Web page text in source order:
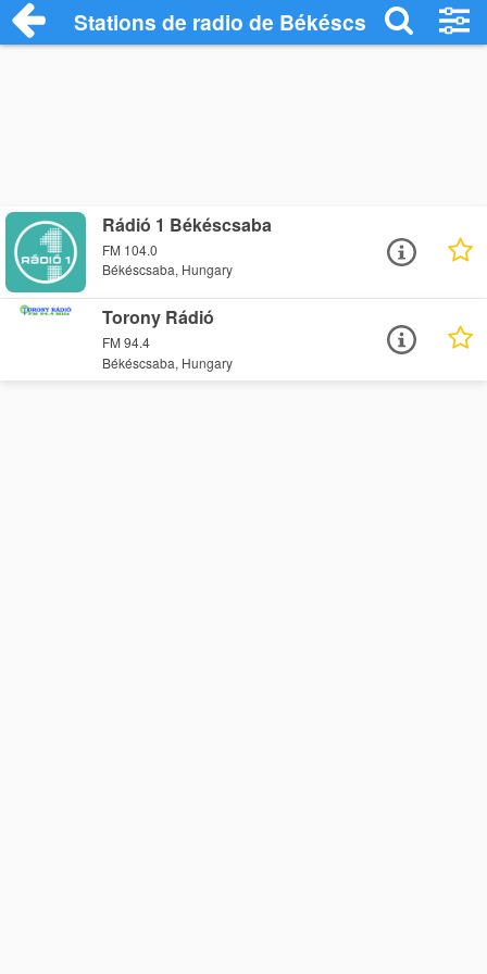
Stations de radio de Békéscsaba
Rádió 1 Békéscsaba
FM 104.0
Békéscsaba, Hungary
Torony Rádió
FM 94.4
Békéscsaba, Hungary